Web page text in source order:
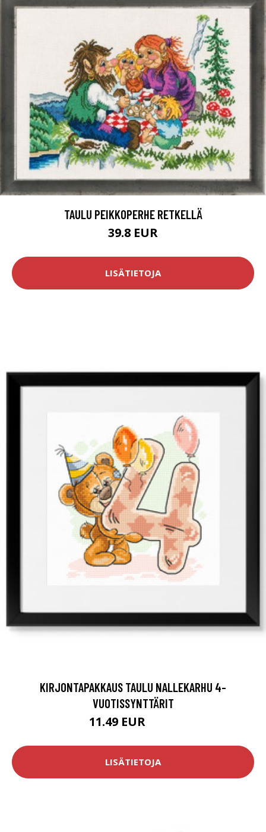
TAULU PEIKKOPERHE RETKELLÄ
39.8 EUR
LISÄTIETOJA
KIRJONTAPAKKAUS TAULU NALLEKARHU 4-
VUOTISSYNTTÄRIT
11.49 EUR
LISÄTIETOJA